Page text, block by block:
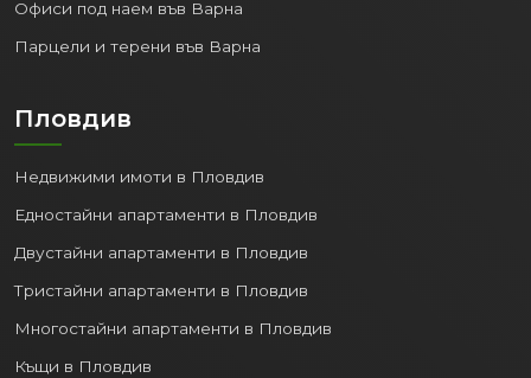
Офиси под наем във Варна
Парцели и терени във Варна
Пловдив
Недвижими имоти в Пловдив
Едностайни апартаменти в Пловдив
Двустайни апартаменти в Пловдив
Тристайни апартаменти в Пловдив
Многостайни апартаменти в Пловдив
Къщи в Пловдив